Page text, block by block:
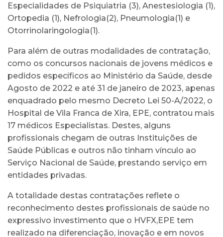
Especialidades de Psiquiatria (3), Anestesiologia (1),
Ortopedia (1), Nefrologia(2), Pneumologia(1) e
Otorrinolaringologia(1).
Para além de outras modalidades de contratação,
como os concursos nacionais de jovens médicos e
pedidos específicos ao Ministério da Saúde, desde
Agosto de 2022 e até 31 de janeiro de 2023, apenas
enquadrado pelo mesmo Decreto Lei 50-A/2022, o
Hospital de Vila Franca de Xira, EPE, contratou mais
17 médicos Especialistas. Destes, alguns
profissionais chegam de outras Instituições de
Saúde Públicas e outros não tinham vínculo ao
Serviço Nacional de Saúde, prestando serviço em
entidades privadas.
A totalidade destas contratações reflete o
reconhecimento destes profissionais de saúde no
expressivo investimento que o HVFX,EPE tem
realizado na diferenciação, inovação e em novos